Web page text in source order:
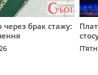
брак стажу: